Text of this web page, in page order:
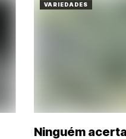
VARIEDADES
Ninguém